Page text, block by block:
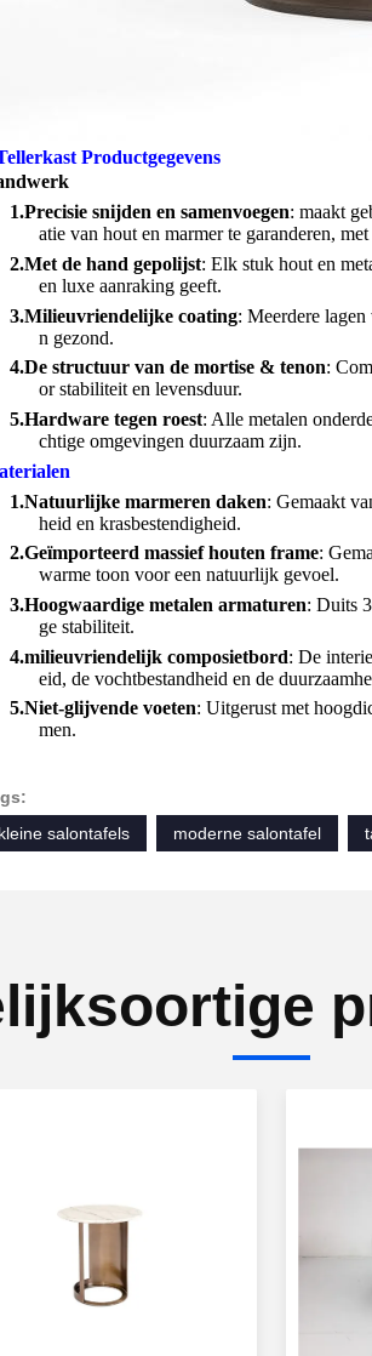
Productgegevens
1.Precisie snijden en samenvoegen: maakt
atie van hout en marmer te garanderen,
2.Met de hand gepolijst: Elk stuk hout en
en luxe aanraking geeft.
3.Milieuvriendelijke coating: Meerdere
n gezond.
4.De structuur van de mortise & tenon:
or stabiliteit en levensduur.
5.Hardware tegen roest: Alle metalen
chtige omgevingen duurzaam zijn.
1.Natuurlijke marmeren daken: Gemaakt
heid en krasbestendigheid.
2.Geïmporteerd massief houten frame:
warme toon voor een natuurlijk gevoel.
3.Hoogwaardige metalen armaturen: Duits
ge stabiliteit.
4.milieuvriendelijk composietbord: De
eid, de vochtbestandheid en de
5.Niet-glijvende voeten: Uitgerust met
men.
salontafels
moderne salontafel